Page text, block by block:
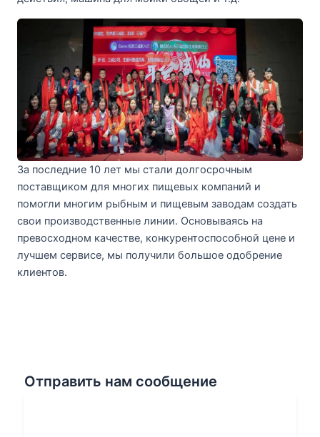
За последние 10 лет мы стали долгосрочным
поставщиком для многих пищевых компаний и
помогли многим рыбным и пищевым заводам создать
свои производственные линии. Основываясь на
превосходном качестве, конкурентоспособной цене и
лучшем сервисе, мы получили большое одобрение
клиентов.
Отправить нам сообщение